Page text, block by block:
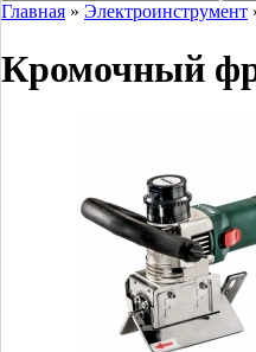
Главная » Электроинструмент
Кромочный